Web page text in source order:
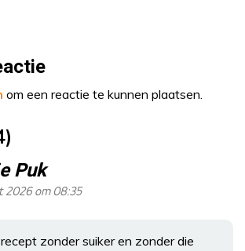
om een reactie te kunnen plaatsen.
Puk
2026 om 08:35
zonder suiker en zonder die